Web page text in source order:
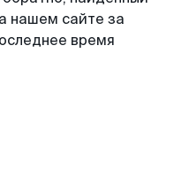
нашем сайте за
время